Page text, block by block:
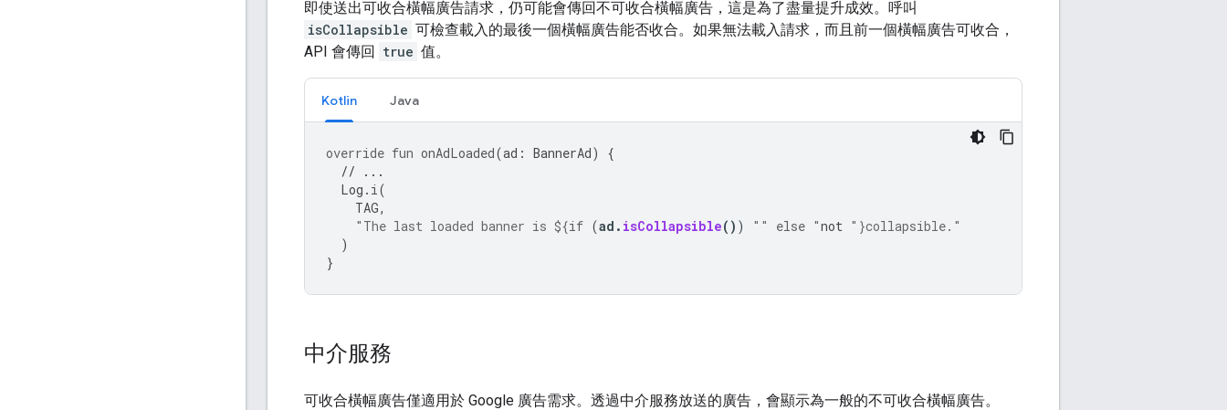
即使送出可收合橫幅廣告請求，仍可能會傳回不可收合橫幅廣告，這是為了盡量提升成效。呼叫
isCollapsible 可檢查載入的最後一個橫幅廣告能否收合。如果無法載入請求，而且前一個橫幅廣告可收合，
API 會傳回 true 值。
Kotlin Java
override fun onAdLoaded(ad : BannerAd)
{
// ...
Log . i (
TAG,
"The last loaded banner is ${if (ad . isCollapsible() ) "" else "not " }collapsible."
)
}
中介服務
可收合橫幅廣告僅適用於 Google 廣告需求。透過中介服務放送的廣告，會顯示為一般的不可收合橫幅廣告。